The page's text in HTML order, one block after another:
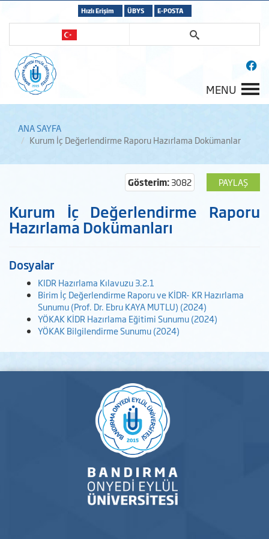
Hızlı Erişim ÜBYS E-POSTA
MENU
ANA SAYFA
Kurum İç Değerlendirme Raporu Hazırlama Dokümanlar
PAYLAŞ
Gösterim:3082
Kurum İç Değerlendirme Raporu
Hazırlama Dokümanları
Dosyalar
KIDR Hazırlama Kılavuzu 3.2.1
Birim İç Değerlendirme Raporu ve KİDR- KR Hazırlama
Sunumu (Prof. Dr. Ebru KAYA MUTLU) (2024)
YÖKAK KİDR Hazırlama Eğitimi Sunumu (2024)
YÖKAK Bilgilendirme Sunumu (2024)